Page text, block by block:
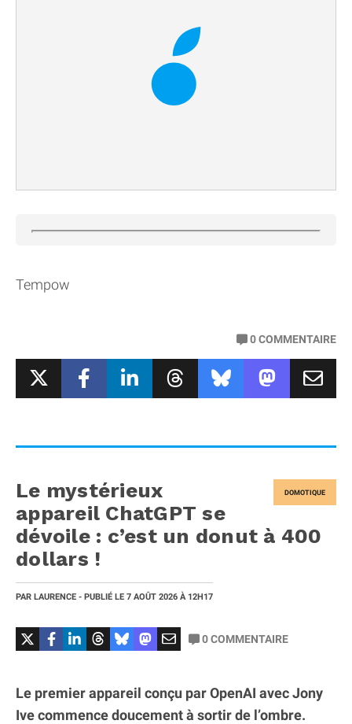
Tempow
0COMMENTAIRE
DOMOTIQUE
Le mystérieux
appareil ChatGPT se
dévoile : c’est un donut à 400
dollars !
PAR LAURENCE - PUBLIÉ LE 7 AOÛT 2026 À 12H17
0COMMENTAIRE
Le premier appareil conçu par OpenAI avec Jony
Ive commence doucement à sortir de l’ombre.